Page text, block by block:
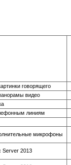
говорящего
видео
линиям
микрофоны
Server 2013